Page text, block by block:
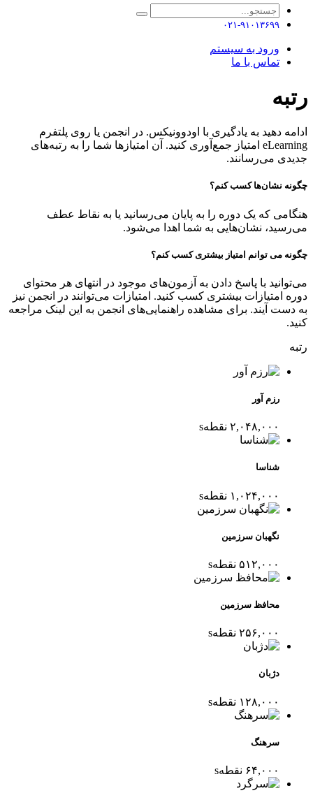
۰۲۱-۹۱۰۱۳۶۹۹
ورود به سیستم
تماس با ما
رتبه
ادامه دهید به یادگیری با اودوونیکس. در انجمن یا روی پلتفرم
eLearning امتیاز جمع‌آوری کنید. آن امتیازها شما را به رتبه‌های
جدیدی می‌رسانند.
چگونه نشان‌ها کسب کنم؟
هنگامی که یک دوره را به پایان می‌رسانید یا به نقاط عطف
می‌رسید، نشان‌هایی به شما اهدا می‌شود.
چگونه می توانم امتیاز بیشتری کسب کنم؟
می‌توانید با پاسخ دادن به آزمون‌های موجود در انتهای هر محتوای
دوره امتیازات بیشتری کسب کنید. امتیازات می‌توانند در انجمن نیز
به دست آیند. برای مشاهده راهنمایی‌های انجمن به این لینک مراجعه
کنید.
رتبه
رزم آور
۲,۰۴۸,۰۰۰ نقطهs
شناسا
۱,۰۲۴,۰۰۰ نقطهs
نگهبان سرزمین
۵۱۲,۰۰۰ نقطهs
محافظ سرزمین
۲۵۶,۰۰۰ نقطهs
دژبان
۱۲۸,۰۰۰ نقطهs
سرهنگ
۶۴,۰۰۰ نقطهs